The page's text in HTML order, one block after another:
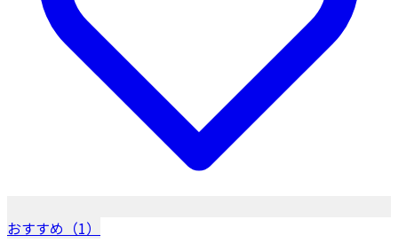
おすすめ（1）